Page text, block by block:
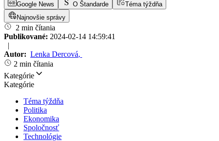
Google News O Štandarde
Téma týždňa
Najnovšie správy
2 min čítania
Publikované: 2024-02-14 14:59:41
|
Autor: Lenka Dercová,
2 min čítania
Kategórie
Kategórie
Téma týždňa
Politika
Ekonomika
Spoločnosť
Technológie